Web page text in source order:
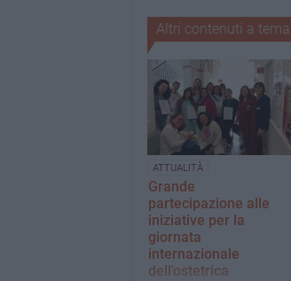
Altri contenuti a tema
ATTUALITÀ
Grande
partecipazione alle
iniziative per la
giornata
internazionale
dell'ostetrica